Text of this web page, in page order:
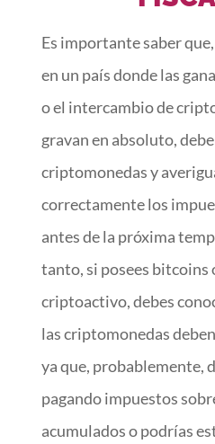
Es importante saber
en un país donde las
o el intercambio de
gravan en absoluto,
criptomonedas y
correctamente los
antes de la próxima
tanto, si posees
criptoactivo, debes
las criptomonedas
ya que, probablemente,
pagando impuestos
acumulados o podrías